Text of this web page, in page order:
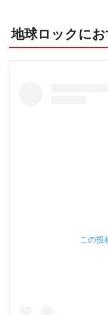
地球ロックに
この投